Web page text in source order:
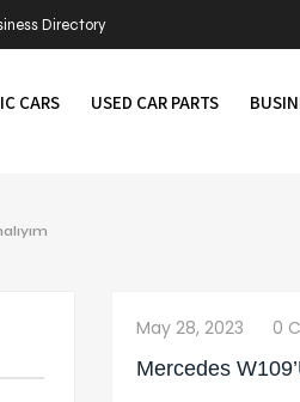
Directory
CARS USED CAR PARTS
May 28, 2023
0
Mercedes